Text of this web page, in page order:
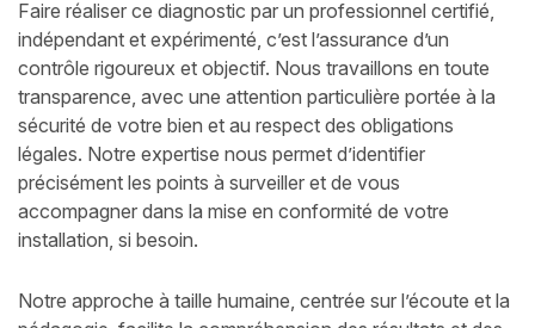
Faire réaliser ce diagnostic par un professionnel certifié,
indépendant et expérimenté, c’est l’assurance d’un
contrôle rigoureux et objectif. Nous travaillons en toute
transparence, avec une attention particulière portée à la
sécurité de votre bien et au respect des obligations
légales. Notre expertise nous permet d’identifier
précisément les points à surveiller et de vous
accompagner dans la mise en conformité de votre
installation, si besoin.
Notre approche à taille humaine, centrée sur l’écoute et la